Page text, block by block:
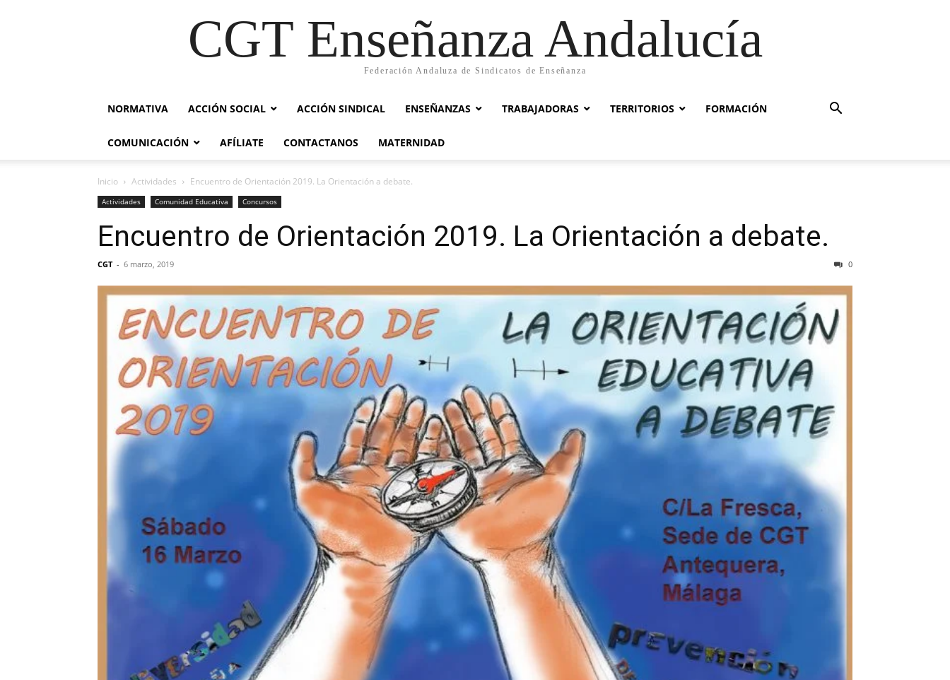
CGT Enseñanza Andalucía
Federación Andaluza de Sindicatos de Enseñanza
NORMATIVA ACCIÓN SOCIAL ACCIÓN SINDICAL ENSEÑANZAS TRABAJADORAS TERRITORIOS FORMACIÓN
COMUNICACIÓN AFÍLIATE CONTACTANOS MATERNIDAD
Inicio Actividades Encuentro de Orientación 2019. La Orientación a debate.
Actividades Comunidad Educativa Concursos
Encuentro de Orientación 2019. La Orientación a debate.
CGT - 6 marzo, 2019 0